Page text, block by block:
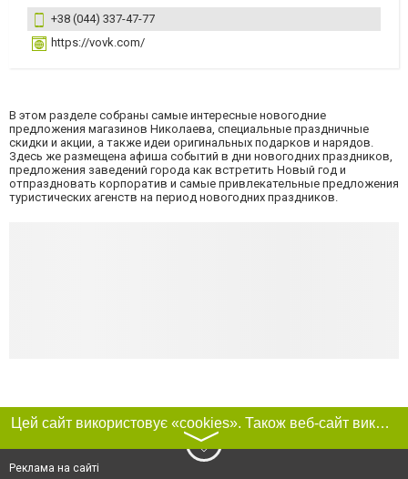
+38 (044) 337-47-77
https://vovk.com/
В этом разделе собраны самые интересные новогодние
предложения магазинов Николаева, специальные праздничные
скидки и акции, а также идеи оригинальных подарков и нарядов.
Здесь же размещена афиша событий в дни новогодних праздников,
предложения заведений города как встретить Новый год и
отпраздновать корпоратив и самые привлекательные предложения
туристических агенств на период новогодних праздников.
Цей сайт використовує «cookies». Також веб-сайт використовує інтернет-сервіс для збору технічних даних стосовно відвідувачів з метою отримання маркетингової та статистичної інформації. Умови обробки даних відвідувачів сайту див.
〉
Реклама на сайті